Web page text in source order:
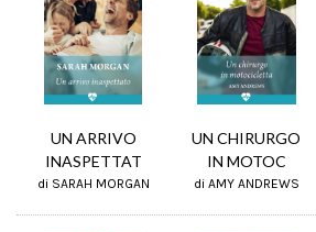
UN ARRIVO
INASPETTAT
di SARAH MORGAN
UN CHIRURGO
IN MOTOC
di AMY ANDREWS